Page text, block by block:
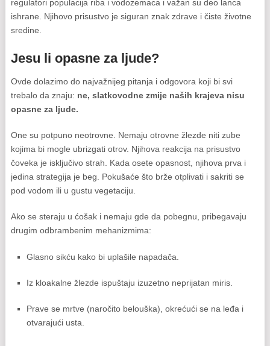
regulatori populacija riba i vodozemaca i važan su deo lanca
ishrane. Njihovo prisustvo je siguran znak zdrave i čiste životne
sredine.
Jesu li opasne za ljude?
Ovde dolazimo do najvažnijeg pitanja i odgovora koji bi svi
trebalo da znaju: ne, slatkovodne zmije naših krajeva nisu
opasne za ljude.
One su potpuno neotrovne. Nemaju otrovne žlezde niti zube
kojima bi mogle ubrizgati otrov. Njihova reakcija na prisustvo
čoveka je isključivo strah. Kada osete opasnost, njihova prva i
jedina strategija je beg. Pokušaće što brže otplivati i sakriti se
pod vodom ili u gustu vegetaciju.
Ako se steraju u ćošak i nemaju gde da pobegnu, pribegavaju
drugim odbrambenim mehanizmima:
Glasno sikću kako bi uplašile napadača.
Iz kloakalne žlezde ispuštaju izuzetno neprijatan miris.
Prave se mrtve (naročito belouška), okrećući se na leđa i
otvarajući usta.